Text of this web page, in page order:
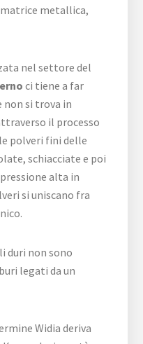
metallica,
nel settore del
ci tiene a far
non si trova in
il processo
polveri fini delle
schiacciate e poi
alta in
si uniscano fra
duri non sono
legati da un
Widia deriva